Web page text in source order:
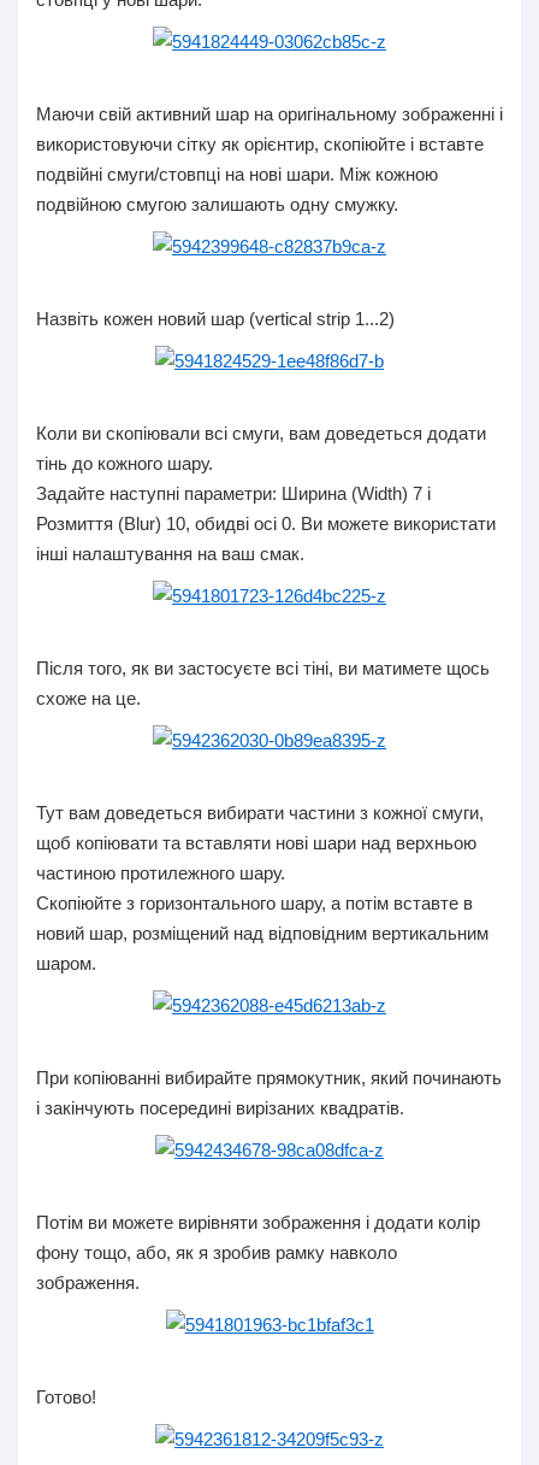
Маючи свій активний шар на оригінальному зображенні і
використовуючи сітку як орієнтир, скопіюйте і вставте
подвійні смуги/стовпці на нові шари. Між кожною
подвійною смугою залишають одну смужку.
Назвіть кожен новий шар (vertical strip 1...2)
Коли ви скопіювали всі смуги, вам доведеться додати
тінь до кожного шару.
Задайте наступні параметри: Ширина (Width) 7 і
Розмиття (Blur) 10, обидві осі 0. Ви можете використати
інші налаштування на ваш смак.
Після того, як ви застосуєте всі тіні, ви матимете щось
схоже на це.
Тут вам доведеться вибирати частини з кожної смуги,
щоб копіювати та вставляти нові шари над верхньою
частиною протилежного шару.
Скопіюйте з горизонтального шару, а потім вставте в
новий шар, розміщений над відповідним вертикальним
шаром.
При копіюванні вибирайте прямокутник, який починають
і закінчують посередині вирізаних квадратів.
Потім ви можете вирівняти зображення і додати колір
фону тощо, або, як я зробив рамку навколо
зображення.
Готово!